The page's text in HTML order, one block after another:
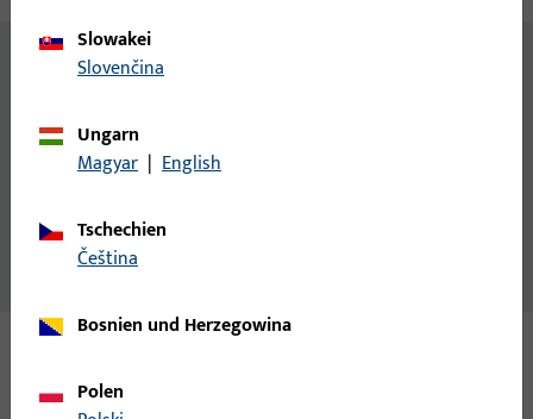
Zusatzinformationen
Allgemeine Informationen
Senk-Blechschraube DIN7982/21184 4,8 x L
Varianten
Slowakei
Slovenčina
Ungarn
Magyar | English
Tschechien
čeština
Bosnien und Herzegowina
Polen